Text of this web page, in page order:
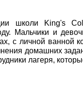
школи King's
Мальчики и
с личной ванной
домашних
лагеря,